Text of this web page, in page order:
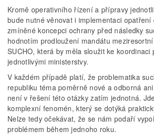
Kromě operativního řízení a přípravy
bude nutné věnovat i implementaci
zmíněné koncepci ochrany před následky
hodnotím prodloužení mandátu meziresortní
SUCHO, která by měla sloužit ke koordinaci
jednotlivými ministerstvy.
V každém případě platí, že problematika
republiku téma poměrně nové a odborná
není v řešení této otázky zatím jednotná.
komplexní fenomén, který se dotýká
Nelze tedy očekávat, že se nám podaří
problémem během jednoho roku.